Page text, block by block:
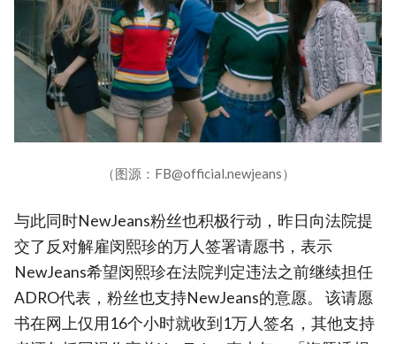
（图源：FB@official.newjeans）
与此同时NewJeans粉丝也积极行动，昨日向法院提
交了反对解雇闵熙珍的万人签署请愿书，表示
NewJeans希望闵熙珍在法院判定违法之前继续担任
ADRO代表，粉丝也支持NewJeans的意愿。 该请愿
书在网上仅用16个小时就收到1万人签名，其他支持